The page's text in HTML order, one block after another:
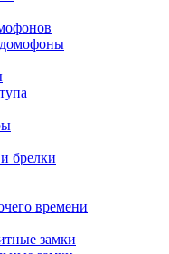
брелки
времени
замки